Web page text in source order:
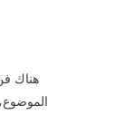
هناك